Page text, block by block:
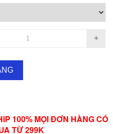
100% MỌI ĐƠN HÀNG CÓ
TỪ 299K